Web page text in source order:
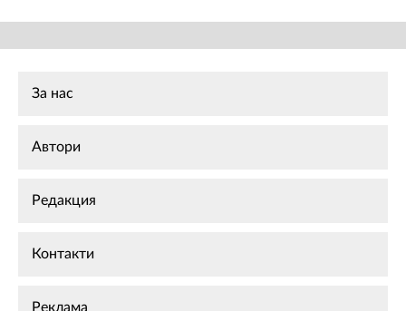
За нас
Автори
Редакция
Контакти
Реклама